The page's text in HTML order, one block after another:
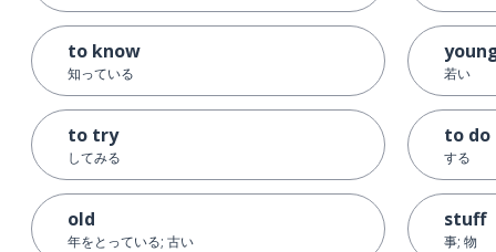
to know
知っている
to try
してみる
old
年をとっている; 古い
若い
to do
する
stuff
事; 物